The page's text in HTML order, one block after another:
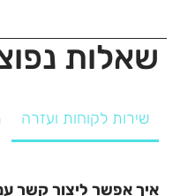
שאלות
שירות לקוחות ועזרה
איך אפשר ליצור קשר